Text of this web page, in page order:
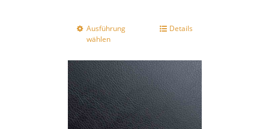
Ausführung
wählen
Details